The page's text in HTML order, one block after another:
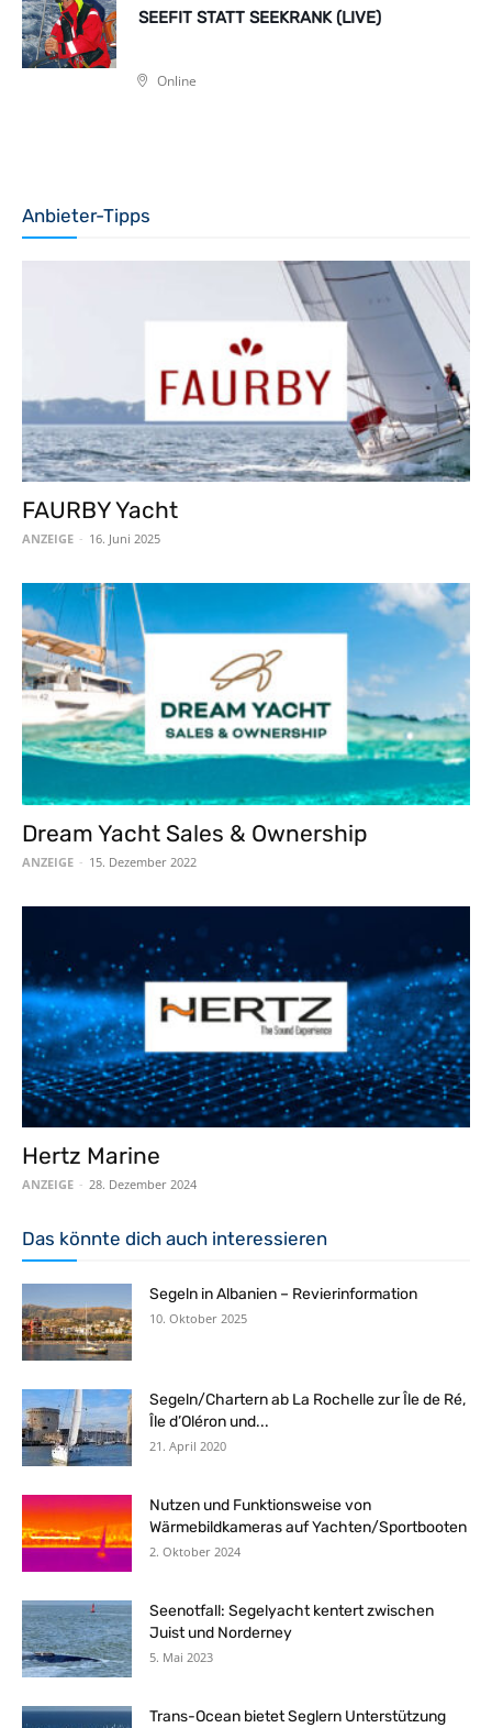
SEEFIT STATT SEEKRANK (LIVE)
Online
Anbieter-Tipps
FAURBY Yacht
ANZEIGE - 16. Juni 2025
Dream Yacht Sales & Ownership
ANZEIGE - 15. Dezember 2022
Hertz Marine
ANZEIGE - 28. Dezember 2024
Das könnte dich auch interessieren
Segeln in Albanien – Revierinformation
10. Oktober 2025
Segeln/Chartern ab La Rochelle zur Île de Ré,
Île d’Oléron und...
21. April 2020
Nutzen und Funktionsweise von
Wärmebildkameras auf Yachten/Sportbooten
2. Oktober 2024
Seenotfall: Segelyacht kentert zwischen
Juist und Norderney
5. Mai 2023
Trans-Ocean bietet Seglern Unterstützung